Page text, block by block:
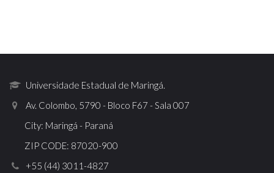
Universidade Estadual de Maringá.
Av. Colombo, 5790 - Bloco F67 - Sala 007
City: Maringá - Paraná
ZIP CODE: 87020-900
+55 (44) 3011-4827